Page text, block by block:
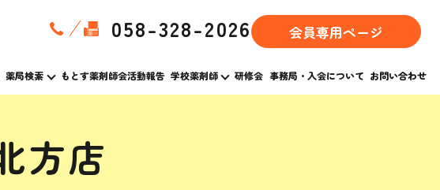
薬局検索 もとす薬剤師会活動報告 学校薬剤師 研修会 事務局・入会について お問い合わせ
058-328-2026 会員専用ページ
方店